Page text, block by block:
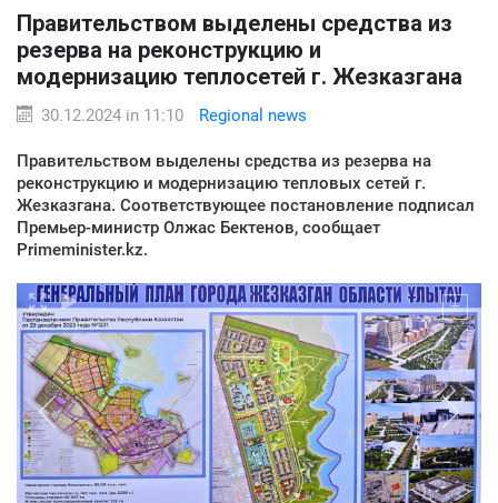
Правительством выделены средства из
резерва на реконструкцию и
модернизацию теплосетей г. Жезказгана
30.12.2024 in 11:10 Regional news
Правительством выделены средства из резерва на
реконструкцию и модернизацию тепловых сетей г.
Жезказгана. Соответствующее постановление подписал
Премьер-министр Олжас Бектенов, сообщает
Primeminister.kz.